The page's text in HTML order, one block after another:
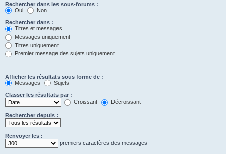
Rechercher dans les sous-forums :
Oui
Non
Rechercher dans :
Titres et messages
Messages uniquement
Titres uniquement
Premier message des sujets uniquement
Afficher les résultats sous forme de :
Messages
Sujets
Classer les résultats par :
Croissant
Décroissant
Rechercher depuis :
Renvoyer les :
premiers caractères des messages